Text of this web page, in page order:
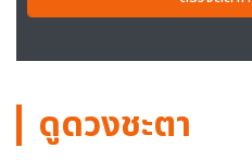
ดูดวงชะตา